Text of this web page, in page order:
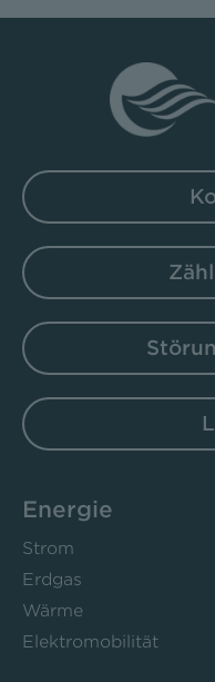
Energie
Strom
Erdgas
Wärme
Elektromobilität